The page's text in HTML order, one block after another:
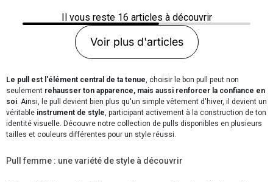
Il vous reste 16 articles à découvrir
Voir plus d'articles
Le pull est l'élément central de ta tenue, choisir le bon pull peut non
seulement rehausser ton apparence, mais aussi renforcer la confiance en
soi. Ainsi, le pull devient bien plus qu'un simple vêtement d'hiver, il devient un
véritable instrument de style, participant activement à la construction de ton
identité visuelle. Découvre notre collection de pulls disponibles en plusieurs
tailles et couleurs différentes pour un style réussi.
Pull femme : une variété de style à découvrir